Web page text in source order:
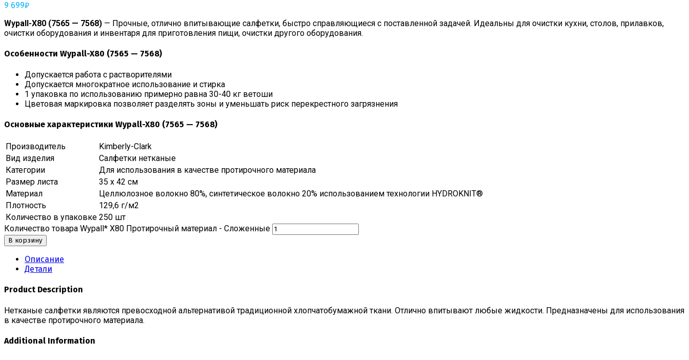
9 699₽
Wypall-X80 (7565 — 7568) — Прочные, отлично впитывающие салфетки, быстро справляющиеся с поставленной задачей. Идеальны для очистки кухни, столов, прилавков,
очистки оборудования и инвентаря для приготовления пищи, очистки другого оборудования.
Особенности Wypall-X80 (7565 — 7568)
Допускается работа с растворителями
Допускается многократное использование и стирка
1 упаковка по использованию примерно равна 30-40 кг ветоши
Цветовая маркировка позволяет разделять зоны и уменьшать риск перекрестного загрязнения
Основные характеристики Wypall-X80 (7565 — 7568)
Производитель
Kimberly-Clark
Вид изделия
Салфетки нетканые
Категории
Для использования в качестве протирочного материала
Размер листа
35 х 42 см
Материал
Целлюлозное волокно 80%, синтетическое волокно 20% использованием технологии HYDROKNIT®
Плотность
129,6 г/м2
Количество в упаковке 250 шт
Количество товара Wypall* X80 Протирочный материал - Сложенные
В корзину
Описание
Детали
Product Description
Нетканые салфетки являются превосходной альтернативой традиционной хлопчатобумажной ткани. Отлично впитывают любые жидкости. Предназначены для использования
в качестве протирочного материала.
Additional Information